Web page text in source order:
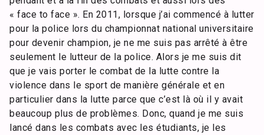
« face to face ». En 2011, lorsque j’ai commencé à lutter
pour la police lors du championnat national universitaire
pour devenir champion, je ne me suis pas arrêté à être
seulement le lutteur de la police. Alors je me suis dit
que je vais porter le combat de la lutte contre la
violence dans le sport de manière générale et en
particulier dans la lutte parce que c’est là où il y avait
beaucoup plus de problèmes. Donc, quand je me suis
lancé dans les combats avec les étudiants, je les